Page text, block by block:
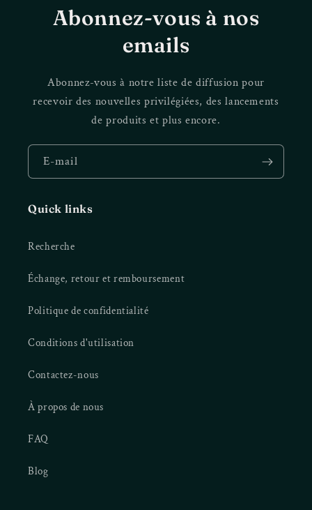
Abonnez-vous à nos
emails
Abonnez-vous à notre liste de diffusion pour
recevoir des nouvelles privilégiées, des lancements
de produits et plus encore.
E-mail
Quick links
Recherche
Échange, retour et remboursement
Politique de confidentialité
Conditions d'utilisation
Contactez-nous
À propos de nous
FAQ
Blog